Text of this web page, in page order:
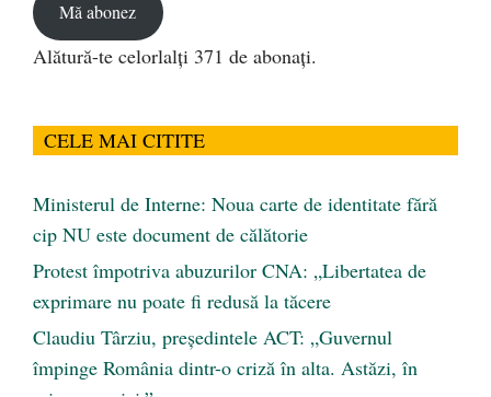
Mă abonez
Alătură-te celorlalți 371 de abonați.
CELE MAI CITITE
Ministerul de Interne: Noua carte de identitate fără
cip NU este document de călătorie
Protest împotriva abuzurilor CNA: „Libertatea de
exprimare nu poate fi redusă la tăcere
Claudiu Târziu, președintele ACT: „Guvernul
împinge România dintr-o criză în alta. Astăzi, în